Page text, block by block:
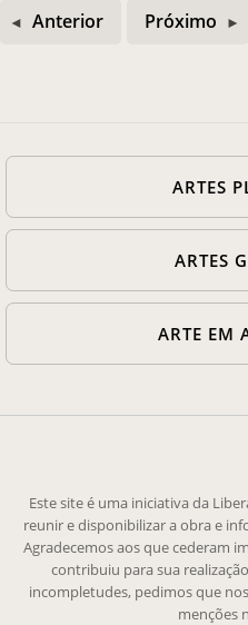
Anterior Próximo
ARTES
ARTES
ARTE EM
Este site é uma iniciativa da
reunir e disponibilizar a obra e
Agradecemos aos que cederam
contribuiu para sua
incompletudes, pedimos que
menções